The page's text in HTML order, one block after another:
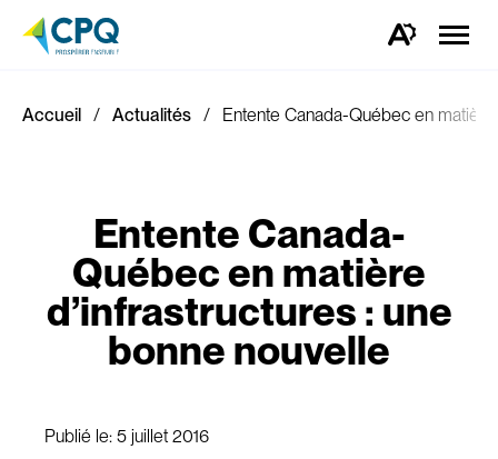
Ouvrez
d'accessibilité.
la
Accueil Actualités Entente Canada-Québec en
Entente Canada-
Québec en matière
d’infrastructures : une
bonne nouvelle
Publié le: 5 juillet 2016